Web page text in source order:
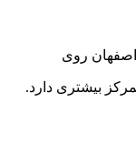
اصفهان روی
بیشتری دارد.